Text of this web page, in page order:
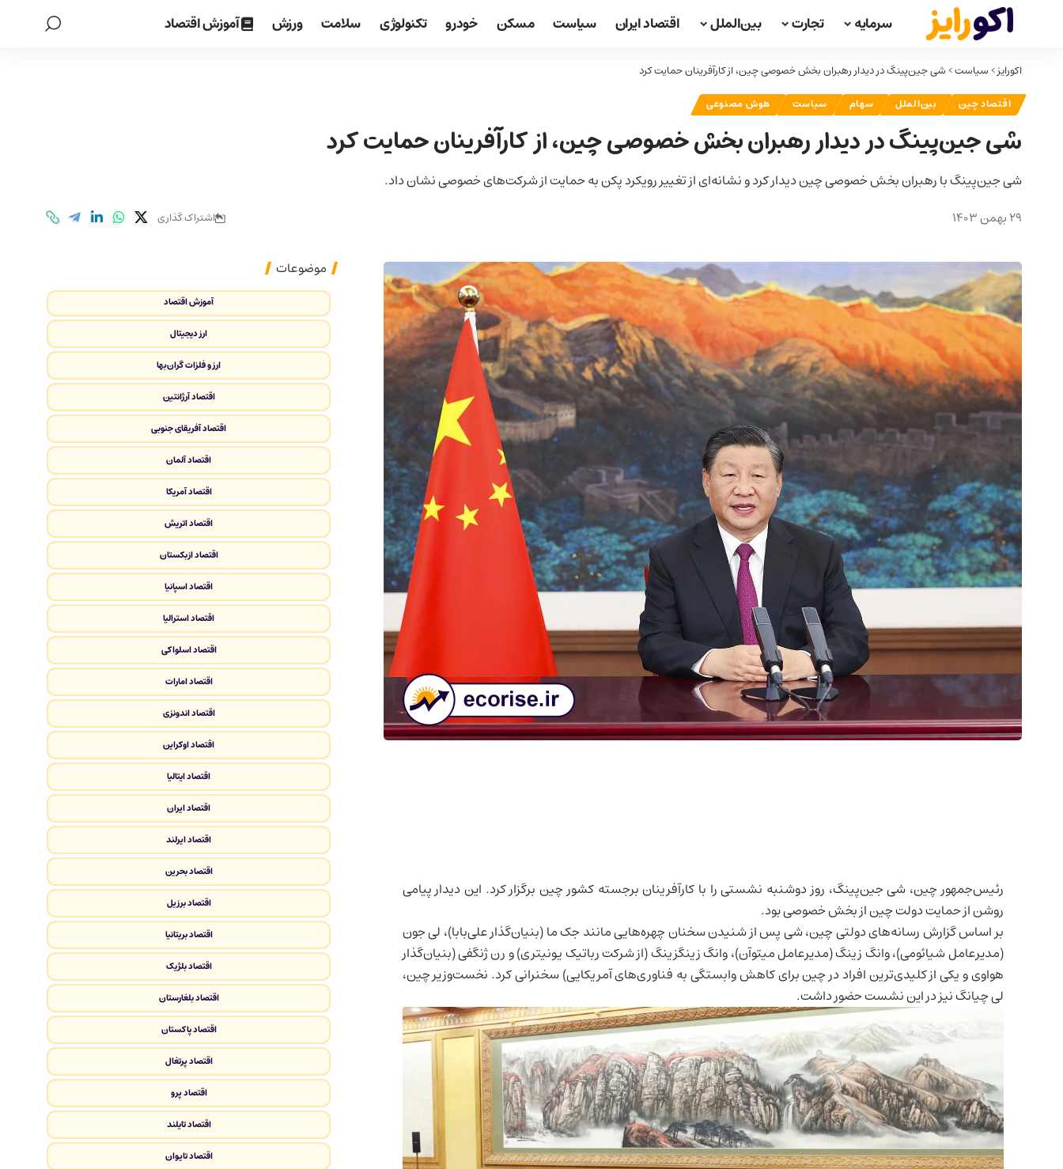
سرمایه تجارت بین‌الملل اقتصاد ایران سیاست مسکن خودرو تکنولوژی سلامت ورزش آموزش اقتصاد
اکورایز>سیاست>شی جین‌پینگ در دیدار رهبران بخش خصوصی چین، از کارآفرینان حمایت کرد
اقتصاد چین بین‌الملل سهام سیاست هوش مصنوعی
شی جین‌پینگ در دیدار رهبران بخش خصوصی چین، از کارآفرینان حمایت کرد
شی جین‌پینگ با رهبران بخش خصوصی چین دیدار کرد و نشانه‌ای از تغییر رویکرد پکن به حمایت از شرکت‌های خصوصی نشان داد.
29 بهمن 1403 اشتراک گذاری
رئیس‌جمهور چین، شی جین‌پینگ، روز دوشنبه نشستی را با کارآفرینان برجسته کشورچینبرگزار کرد. این دیدار پیامی
روشن از حمایت دولت چین از بخش خصوصی بود.
بر اساس گزارش رسانه‌های دولتی چین، شی پس از شنیدن سخنان چهره‌هایی مانند جک ما (بنیان‌گذار علی‌بابا)، لی جون
(مدیرعامل شیائومی)، وانگ زینگ (مدیرعامل میتوآن)، وانگ زینگزینگ (از شرکت رباتیک یونیتری) و رن ژنگفی (بنیان‌گذار
هواوی و یکی از کلیدی‌ترین افراد در چین برای کاهش وابستگی به فناوری‌های آمریکایی) سخنرانی کرد. نخست‌وزیر چین،
لی چیانگ نیز در این نشست حضور داشت.
موضوعات
آموزش اقتصاد
ارز دیجیتال
ارز و فلزات گران‌بها
اقتصاد آرژانتین
اقتصاد آفریقای جنوبی
اقتصاد آلمان
اقتصاد آمریکا
اقتصاد اتریش
اقتصاد ازبکستان
اقتصاد اسپانیا
اقتصاد استرالیا
اقتصاد اسلواکی
اقتصاد امارات
اقتصاد اندونزی
اقتصاد اوکراین
اقتصاد ایتالیا
اقتصاد ایران
اقتصاد ایرلند
اقتصاد بحرین
اقتصاد برزیل
اقتصاد بریتانیا
اقتصاد بلژیک
اقتصاد بلغارستان
اقتصاد پاکستان
اقتصاد پرتغال
اقتصاد پرو
اقتصاد تایلند
اقتصاد تایوان